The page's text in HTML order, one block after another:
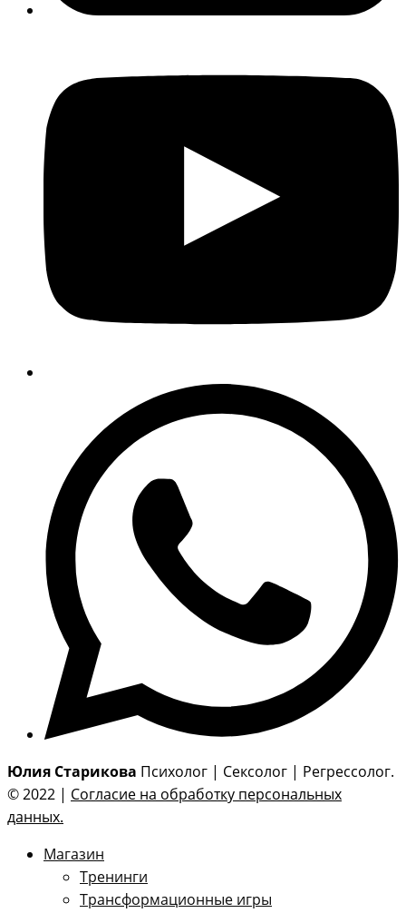
Юлия Старикова Психолог | Сексолог | Регрессолог.
© 2022 | Согласие на обработку персональных
данных.
Магазин
Тренинги
Трансформационные игры